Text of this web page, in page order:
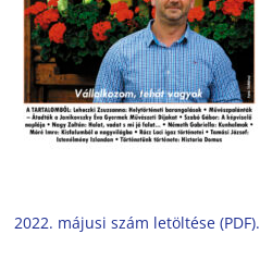
2022. májusi szám letöltése (PDF).